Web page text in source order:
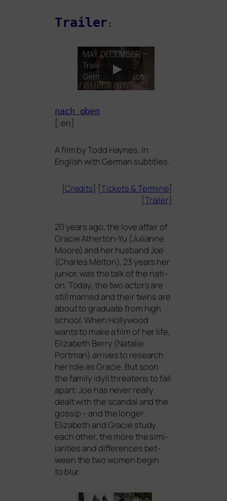
Trailer :
MAY DECEMBER–
Trailer OmU
German | Deutsch
nach oben
[:en]
A film by Todd Haynes. In
English with German subtitles.
[Credits] [Tickets &Termine]
[Trailer]
20 years ago, the love affair of
Gracie Atherton-Yu (Julianne
Moore) and her hus­band Joe
(Charles Melton), 23 years her
juni­or, was the talk of the nati­
on. Today, the two actors are
still mar­ried and their twins are
about to gra­dua­te from high
school. When Hollywood
wants to make a film of her life,
Elizabeth Berry (Natalie
Portman) arri­ves to rese­arch
her role as Gracie. But soon
the fami­ly idyll threa­tens to fall
apart: Joe has never real­ly
dealt with the scan­dal and the
gos­sip – and the lon­ger
Elizabeth and Gracie stu­dy
each other, the more the simi­
la­ri­ties and dif­fe­ren­ces bet­
ween the two women begin
to blur.